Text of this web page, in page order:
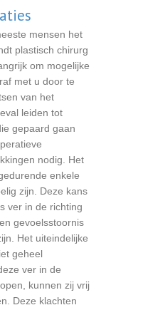
mensen het
plastisch chirurg
om mogelijke
met u door te
van het
leiden tot
gepaard gaan
nodig. Het
enkele
zijn. Deze kans
ver in de richting
gevoelsstoornis
Het uiteindelijke
geheel
ver in de
kunnen zij vrij
Deze klachten